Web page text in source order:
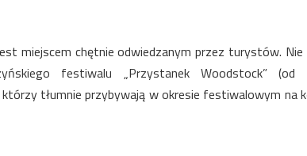
miejscem chętnie odwiedzanym przez turystów. Nie
festiwalu „Przystanek Woodstock”
którzy tłumnie przybywają w okresie festiwalowym na